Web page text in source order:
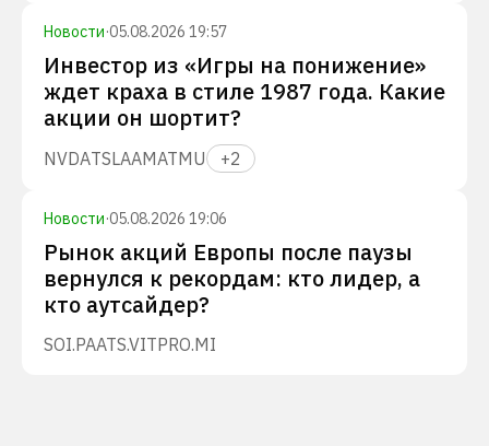
Новости·05.08.2026 19:57
Инвестор из «Игры на понижение»
ждет краха в стиле 1987 года. Какие
акции он шортит?
NVDATSLAAMATMU +2
Новости·05.08.2026 19:06
Рынок акций Европы после паузы
вернулся к рекордам: кто лидер, а
кто аутсайдер?
SOI.PAATS.VITPRO.MI